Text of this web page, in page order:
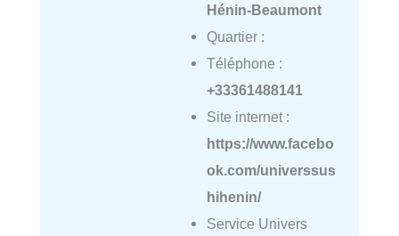
Hénin-Beaumont
Quartier :
Téléphone :
+33361488141
Site internet :
https://www.facebo
ok.com/universsus
hihenin/
Service Univers